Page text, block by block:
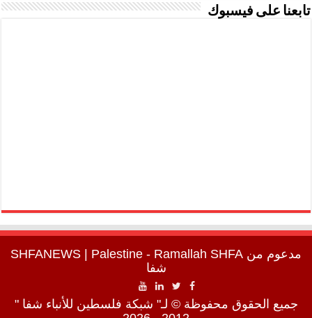
تابعنا على فيسبوك
مدعوم من SHFANEWS | Palestine - Ramallah SHFA
شفا
جميع الحقوق محفوظة © لـ" شبكة فلسطين للأنباء شفا "